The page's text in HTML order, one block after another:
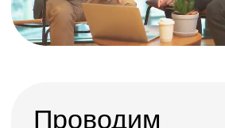
+995
Отправляя заявку, вы даёте согласие на